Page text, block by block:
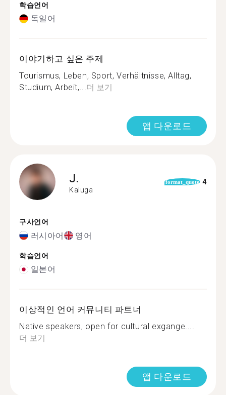
학습언어
독일어
이야기하고 싶은 주제
Tourismus, Leben, Sport, Verhältnisse, Alltag,
Studium, Arbeit,...더 보기
앱 다운로드
J.
Kaluga
format_quote 4
구사언어
러시아어 영어
학습언어
일본어
이상적인 언어 커뮤니티 파트너
Native speakers, open for cultural exgange....
더 보기
앱 다운로드